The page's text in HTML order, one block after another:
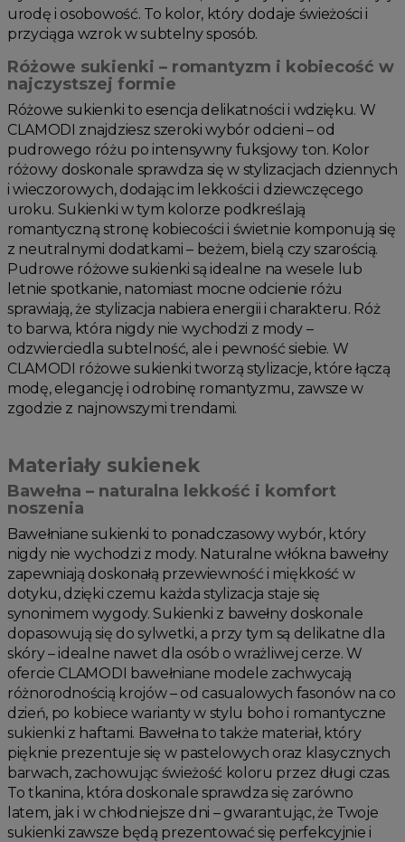
urodę i osobowość. To kolor, który dodaje świeżości i
przyciąga wzrok w subtelny sposób.
Różowe sukienki – romantyzm i kobiecość w
najczystszej formie
Różowe sukienki to esencja delikatności i wdzięku. W
CLAMODI znajdziesz szeroki wybór odcieni – od
pudrowego różu po intensywny fuksjowy ton. Kolor
różowy doskonale sprawdza się w stylizacjach dziennych
i wieczorowych, dodając im lekkości i dziewczęcego
uroku. Sukienki w tym kolorze podkreślają
romantyczną stronę kobiecości i świetnie komponują się
z neutralnymi dodatkami – beżem, bielą czy szarością.
Pudrowe różowe sukienki są idealne na wesele lub
letnie spotkanie, natomiast mocne odcienie różu
sprawiają, że stylizacja nabiera energii i charakteru. Róż
to barwa, która nigdy nie wychodzi z mody –
odzwierciedla subtelność, ale i pewność siebie. W
CLAMODI różowe sukienki tworzą stylizacje, które łączą
modę, elegancję i odrobinę romantyzmu, zawsze w
zgodzie z najnowszymi trendami.
Materiały sukienek
Bawełna – naturalna lekkość i komfort
noszenia
Bawełniane sukienki to ponadczasowy wybór, który
nigdy nie wychodzi z mody. Naturalne włókna bawełny
zapewniają doskonałą przewiewność i miękkość w
dotyku, dzięki czemu każda stylizacja staje się
synonimem wygody. Sukienki z bawełny doskonale
dopasowują się do sylwetki, a przy tym są delikatne dla
skóry – idealne nawet dla osób o wrażliwej cerze. W
ofercie CLAMODI bawełniane modele zachwycają
różnorodnością krojów – od casualowych fasonów na co
dzień, po kobiece warianty w stylu boho i romantyczne
sukienki z haftami. Bawełna to także materiał, który
pięknie prezentuje się w pastelowych oraz klasycznych
barwach, zachowując świeżość koloru przez długi czas.
To tkanina, która doskonale sprawdza się zarówno
latem, jak i w chłodniejsze dni – gwarantując, że Twoje
sukienki zawsze będą prezentować się perfekcyjnie i